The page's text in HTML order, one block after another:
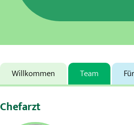
Aktuelles
Veranstaltungen
Willkommen Team
Chefarzt